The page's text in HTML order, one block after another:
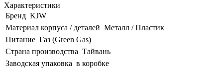
Характеристики
Бренд KJW
Материал корпуса / деталей Металл / Пластик
Питание Газ (Green Gas)
Страна производства Тайвань
Заводская упаковка в коробке